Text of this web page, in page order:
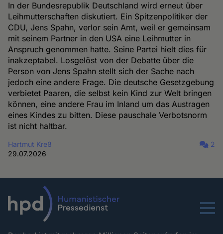
In der Bundesrepublik Deutschland wird erneut über
Leihmutterschaften diskutiert. Ein Spitzenpolitiker der
CDU, Jens Spahn, verlor sein Amt, weil er gemeinsam
mit seinem Partner in den USA eine Leihmutter in
Anspruch genommen hatte. Seine Partei hielt dies für
inakzeptabel. Losgelöst von der Debatte über die
Person von Jens Spahn stellt sich der Sache nach
jedoch eine andere Frage. Die deutsche Gesetzgebung
verbietet Paaren, die selbst kein Kind zur Welt bringen
können, eine andere Frau im Inland um das Austragen
eines Kindes zu bitten. Diese pauschale Verbotsnorm
ist nicht haltbar.
Hartmut Kreß
29.07.2026
2
Menu